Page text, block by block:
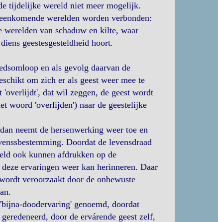
tijdelijke wereld niet meer mogelijk.
werelden worden verbonden:
van schaduw en kilte, waar
geestesgesteldheid hoort.
en als gevolg daarvan de
om zich er als geest weer mee te
'overlijdt', dat wil zeggen, de geest wordt
woord 'overlijden') naar de geestelijke
neemt de hersenwerking weer toe en
Doordat de levensdraad
ook kunnen afdrukken op de
ervaringen weer kan herinneren. Daar
veroorzaakt door de onbewuste
doodervaring' genoemd, doordat
door de ervárende geest zelf,